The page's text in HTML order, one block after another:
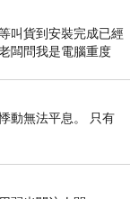
，就是熱
去清原吃
。
叫貨到安裝完成已經
闆問我是電腦重度
動無法平息。 只有